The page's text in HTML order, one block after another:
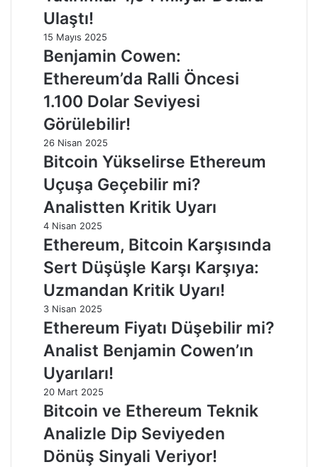
Ulaştı!
15 Mayıs 2025
Benjamin Cowen:
Ethereum’da Ralli Öncesi
1.100 Dolar Seviyesi
Görülebilir!
26 Nisan 2025
Bitcoin Yükselirse Ethereum
Uçuşa Geçebilir mi?
Analistten Kritik Uyarı
4 Nisan 2025
Ethereum, Bitcoin Karşısında
Sert Düşüşle Karşı Karşıya:
Uzmandan Kritik Uyarı!
3 Nisan 2025
Ethereum Fiyatı Düşebilir mi?
Analist Benjamin Cowen’ın
Uyarıları!
20 Mart 2025
Bitcoin ve Ethereum Teknik
Analizle Dip Seviyeden
Dönüş Sinyali Veriyor!